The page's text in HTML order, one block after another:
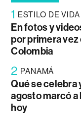
1 ESTILO DE VIDA
En fotos y
por primera vez
Colombia
2 PANAMÁ
Qué se celebra
agosto marcó a
hoy